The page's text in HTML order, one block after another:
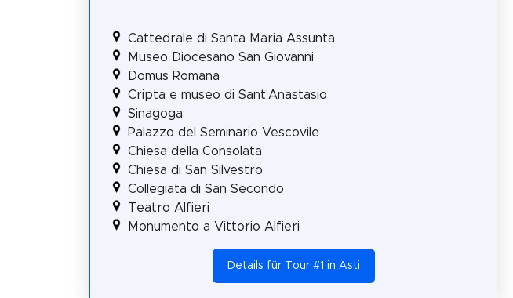
Cattedrale di Santa Maria Assunta
Museo Diocesano San Giovanni
Domus Romana
Cripta e museo di Sant'Anastasio
Sinagoga
Palazzo del Seminario Vescovile
Chiesa della Consolata
Chiesa di San Silvestro
Collegiata di San Secondo
Teatro Alfieri
Monumento a Vittorio Alfieri
Details für Tour #1 in Asti